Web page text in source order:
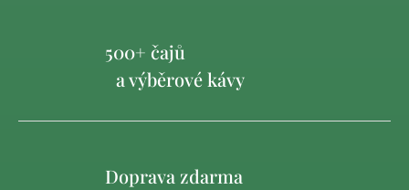
500+ čajů
a výběrové kávy
Doprava zdarma